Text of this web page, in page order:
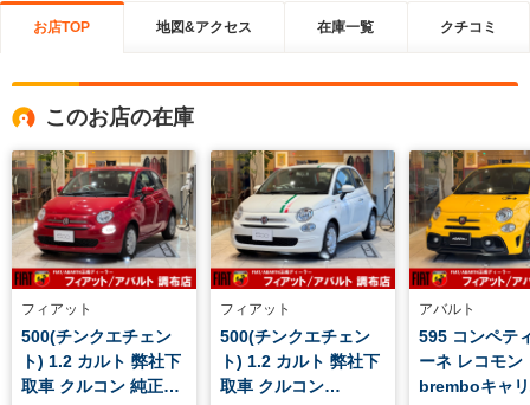
お店TOP 地図&アクセス 在庫一覧 クチコミ
このお店の在庫
フィアット
500(チンクエチェン
ト) 1.2 カルト 弊社下
取車 クルコン 純正ナ
フィアット
500(チンクエチェン
ト) 1.2 カルト 弊社下
取車 クルコン
アバルト
595 コンペテ
ーネ レコモン
bremboキャ